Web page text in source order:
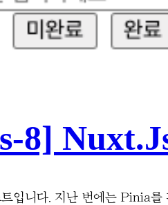
8]
입니다. 지난 번에는 Pinia를